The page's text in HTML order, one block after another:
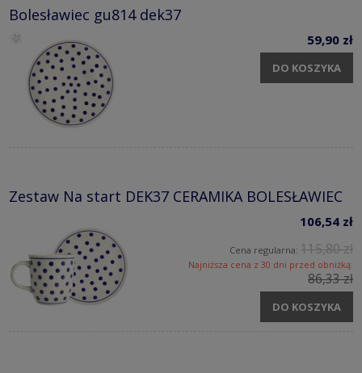
Bolesławiec gu814 dek37
59,90 zł
DO KOSZYKA
Zestaw Na start DEK37 CERAMIKA BOLESŁAWIEC
106,54 zł
Cena regularna: 115,80 zł
Najniższa cena z 30 dni przed obniżką:
86,33 zł
DO KOSZYKA